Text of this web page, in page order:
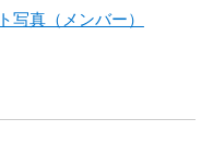
写真（メンバー）